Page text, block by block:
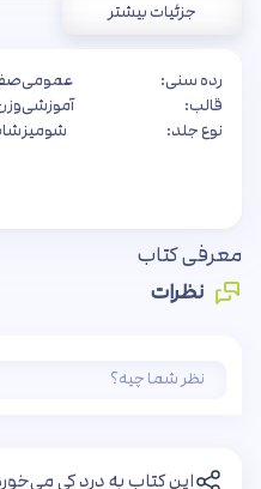
جزئیات بیشتر
رده سنی:
عمومی
قالب:
آموزشی
نوع جلد:
شومیز
معرفی کتاب
نظرات
این کتاب به درد کی